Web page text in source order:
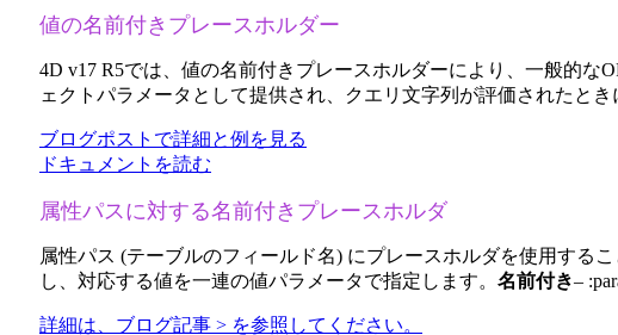
値の名前付きプレースホルダー
4D v17 R5では、値の名前付きプレースホルダーにより、一般的
ェクトパラメータとして提供され、クエリ文字列が評価されたとき
ブログポストで詳細と例を見る
ドキュメントを読む
属性パスに対する名前付きプレースホルダ
属性パス (テーブルのフィールド名) にプレースホルダを使用する
し、対応する値を一連の値パラメータで指定します。 名前付き–
詳細は、ブログ記事 > を参照してください。